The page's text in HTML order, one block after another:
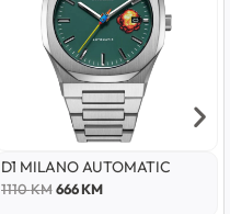
D1 MILANO AUTOMATIC
1110KM 666KM